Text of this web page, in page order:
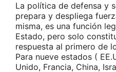
La política de defensa y
prepara y despliega
misma, es una función
Estado, pero solo
respuesta al primero de
Para nueve estados (
Unido, Francia, China,